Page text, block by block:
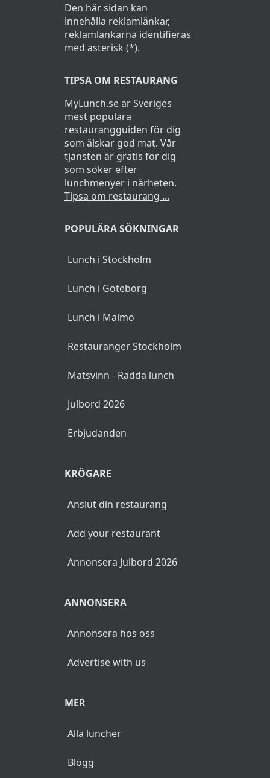
Den här sidan kan
innehålla reklamlänkar,
reklamlänkarna identifieras
med asterisk (*).
TIPSA OM RESTAURANG
MyLunch.se är Sveriges
mest populära
restaurangguiden för dig
som älskar god mat. Vår
tjänsten är gratis för dig
som söker efter
lunchmenyer i närheten.
Tipsa om restaurang ...
POPULÄRA SÖKNINGAR
Lunch i Stockholm
Lunch i Göteborg
Lunch i Malmö
Restauranger Stockholm
Matsvinn - Rädda lunch
Julbord 2026
Erbjudanden
KRÖGARE
Anslut din restaurang
Add your restaurant
Annonsera Julbord 2026
ANNONSERA
Annonsera hos oss
Advertise with us
MER
Alla luncher
Blogg